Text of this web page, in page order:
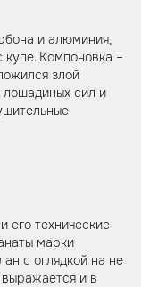
и алюминия,
купе. Компоновка –
злой
сил и
его технические
марки
с оглядкой на не
и в